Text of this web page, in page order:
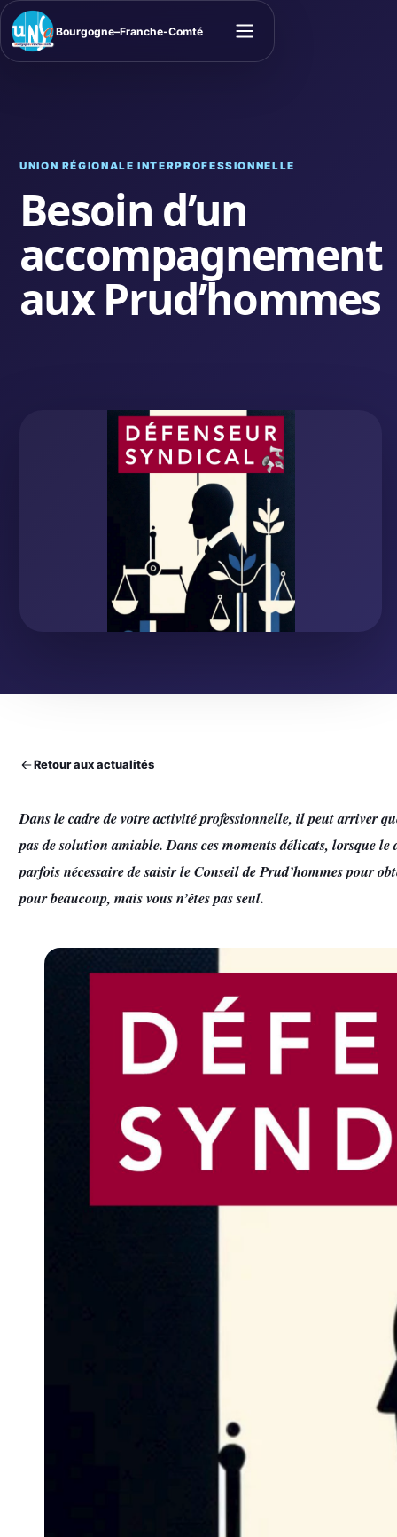
Bourgogne–Franche-Comté
Ouvrir le menu
UNION RÉGIONALE INTERPROFESSIONNELLE
Besoin d’un
accompagnement
aux Prud’hommes
Retour aux actualités
Dans le cadre de votre activité professionnelle, il peut arriver
pas de solution amiable. Dans ces moments délicats, lorsque
parfois nécessaire de saisir le Conseil de Prud’hommes pour
pour beaucoup, mais vous n’êtes pas seul.